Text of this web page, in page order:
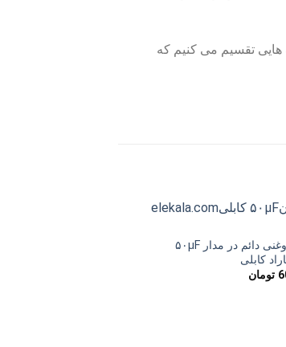
هایی تقسیم می کنیم که
خازن روغنی دائم در مدار ۵۰µF
کابلی
تومان